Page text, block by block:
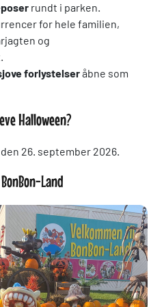
rundt i parken.
for hele familien,
og
forlystelseråbne som
Halloween?
26. september 2026.
Land